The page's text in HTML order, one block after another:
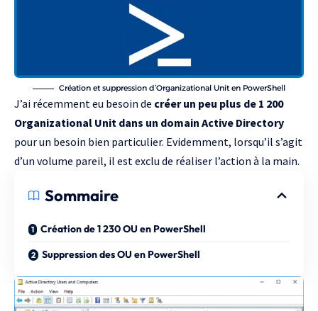
Création et suppression d’Organizational Unit en PowerShell
J’ai récemment eu besoin de créer un peu plus de 1 200
Organizational Unit dans un domain Active Directory
pour un besoin bien particulier. Evidemment, lorsqu’il s’agit
d’un volume pareil, il est exclu de réaliser l’action à la main.
Sommaire
Création de 1 230 OU en PowerShell
Suppression des OU en PowerShell